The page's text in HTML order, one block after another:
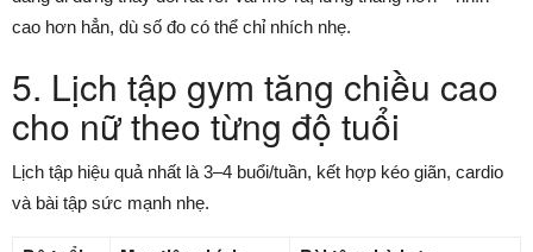
cao hơn hẳn, dù số đo có thể chỉ nhích nhẹ.
5. Lịch tập gym tăng chiều cao
cho nữ theo từng độ tuổi
Lịch tập hiệu quả nhất là 3–4 buổi/tuần, kết hợp kéo giãn, cardio
và bài tập sức mạnh nhẹ.